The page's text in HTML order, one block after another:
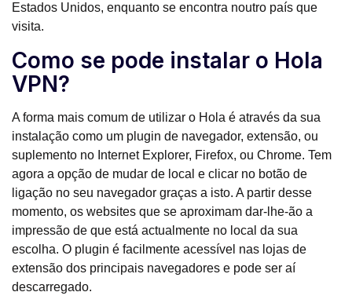
Estados Unidos, enquanto se encontra noutro país que
visita.
Como se pode instalar o Hola
VPN?
A forma mais comum de utilizar o Hola é através da sua
instalação como um plugin de navegador, extensão, ou
suplemento no Internet Explorer, Firefox, ou Chrome. Tem
agora a opção de mudar de local e clicar no botão de
ligação no seu navegador graças a isto. A partir desse
momento, os websites que se aproximam dar-lhe-ão a
impressão de que está actualmente no local da sua
escolha. O plugin é facilmente acessível nas lojas de
extensão dos principais navegadores e pode ser aí
descarregado.